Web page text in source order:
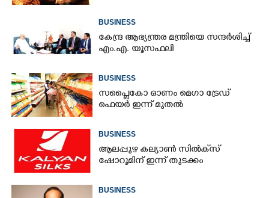
BUSINESS
കേന്ദ്ര ആഭ്യന്ത്രര മന്ത്രിയെ സന്ദർശിച്ച്
എം.എ. യൂസഫലി
BUSINESS
സപ്ലൈകോ ഓണം മെഗാ ട്രേഡ്
ഫെയർ ഇന്ന് മുതൽ
BUSINESS
ആലപ്പുഴ കല്യാൺ സിൽക്‌സ്
ഷോറൂമിന് ഇന്ന് തുടക്കം
BUSINESS